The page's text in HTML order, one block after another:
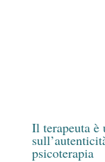
Il terapeuta è
psicoterapia